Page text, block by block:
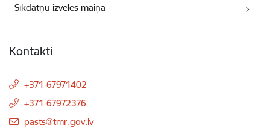
Sīkdatņu izvēles maiņa
Kontakti
+371 67971402
+371 67972376
E-pasts:
pasts@tmr.gov.lv